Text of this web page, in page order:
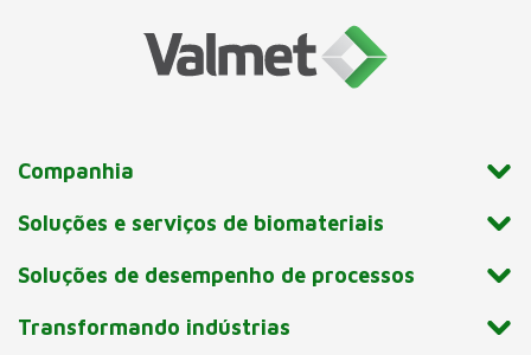
Companhia
Soluções e serviços de biomateriais
Soluções de desempenho de processos
Transformando indústrias